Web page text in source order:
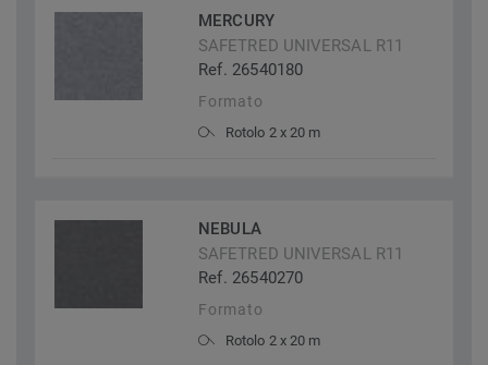
MERCURY
SAFETRED UNIVERSAL R11
Ref. 26540180
Formato
Rotolo 2 x 20 m
NEBULA
SAFETRED UNIVERSAL R11
Ref. 26540270
Formato
Rotolo 2 x 20 m